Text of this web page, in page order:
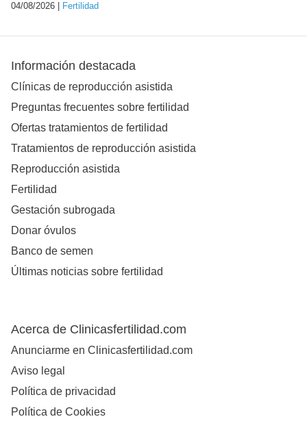
04/08/2026 | Fertilidad
Información destacada
Clínicas de reproducción asistida
Preguntas frecuentes sobre fertilidad
Ofertas tratamientos de fertilidad
Tratamientos de reproducción asistida
Reproducción asistida
Fertilidad
Gestación subrogada
Donar óvulos
Banco de semen
Últimas noticias sobre fertilidad
Acerca de Clinicasfertilidad.com
Anunciarme en Clinicasfertilidad.com
Aviso legal
Política de privacidad
Política de Cookies